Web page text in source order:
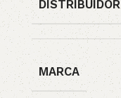
DISTRIBUIDOR
MARCA